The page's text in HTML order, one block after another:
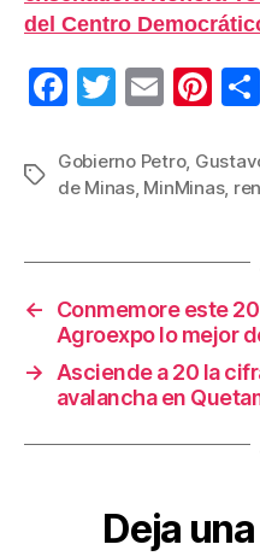
del Centro
F
c
e
o
k
T
tt
er
E
ail
Pi
er
e
Etiquetas
Gobierno Petro,
de Minas, MinMinas,
←
Conmemore este
Agroexpo lo mejor
→
Asciende a 20 la
avalancha en
Deja